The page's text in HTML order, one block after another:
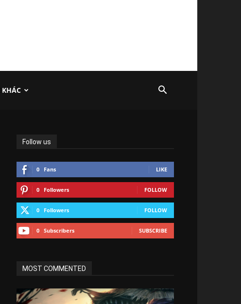
KHÁC
Follow us
0 Fans LIKE
0 Followers FOLLOW
0 Followers FOLLOW
0 Subscribers SUBSCRIBE
MOST COMMENTED